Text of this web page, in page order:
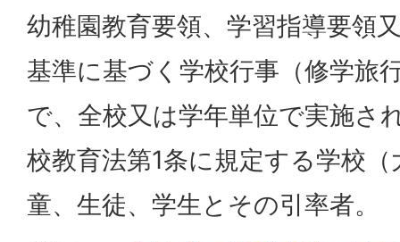
幼稚園教育要領、学習指導要領
基準に基づく学校行事（修学旅
で、全校又は学年単位で実施さ
校教育法第1条に規定する学校
童、生徒、学生とその引率者。